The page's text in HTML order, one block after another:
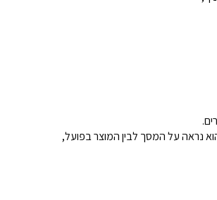
נראה על המסך לבין המוצר בפועל,